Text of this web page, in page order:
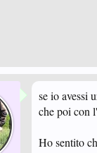
se io avessi
che poi con
Ho sentito